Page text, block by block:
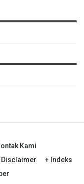
Kami
Disclaimer
+ Indeks